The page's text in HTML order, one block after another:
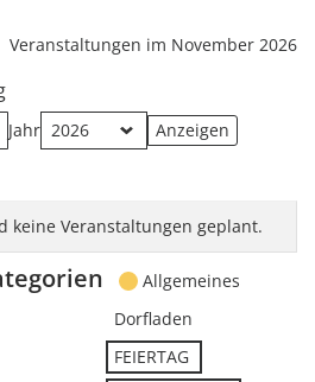
Veranstaltungen im November 2026
Jahr
keine Veranstaltungen geplant.
Allgemeines
Dorfladen
FEIERTAG